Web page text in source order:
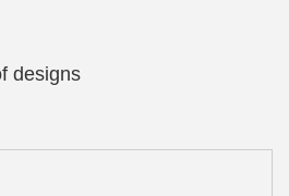
designs